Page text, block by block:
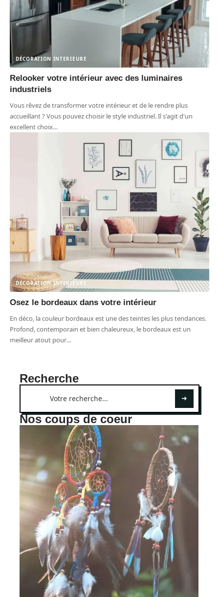
DÉCORATION INTERIEURE
Relooker votre intérieur avec des luminaires
industriels
Vous rêvez de transformer votre intérieur et de le rendre plus
accueillant ? Vous pouvez choisir le style industriel. Il s'agit d'un
excellent choix…
DÉCORATION INTERIEURE
Osez le bordeaux dans votre intérieur
En déco, la couleur bordeaux est une des teintes les plus tendances.
Profond, contemporain et bien chaleureux, le bordeaux est un
meilleur atout pour…
Recherche
Nos coups de coeur